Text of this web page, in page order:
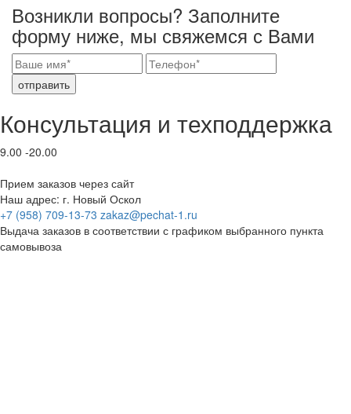
Возникли вопросы? Заполните
форму ниже, мы свяжемся с Вами
отправить
Консультация и техподдержка
9.00 -20.00
Прием заказов через сайт
Наш адрес: г. Новый Оскол
+7 (958) 709-13-73 zakaz@pechat-1.ru
Выдача заказов в соответствии с графиком выбранного пункта
самовывоза